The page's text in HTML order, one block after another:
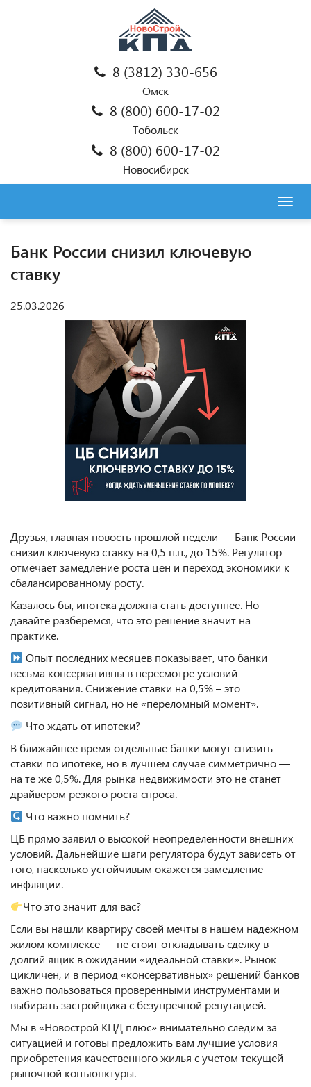
8 (3812) 330-656
Омск
8 (800) 600-17-02
Тобольск
8 (800) 600-17-02
Новосибирск
Банк России снизил ключевую
ставку
25.03.2026
Друзья, главная новость прошлой недели — Банк России
снизил ключевую ставку на 0,5 п.п., до 15%. Регулятор
отмечает замедление роста цен и переход экономики к
сбалансированному росту.
Казалось бы, ипотека должна стать доступнее. Но
давайте разберемся, что это решение значит на
практике.
Опыт последних месяцев показывает, что банки
весьма консервативны в пересмотре условий
кредитования. Снижение ставки на 0,5% – это
позитивный сигнал, но не «переломный момент».
Что ждать от ипотеки?
В ближайшее время отдельные банки могут снизить
ставки по ипотеке, но в лучшем случае симметрично —
на те же 0,5%. Для рынка недвижимости это не станет
драйвером резкого роста спроса.
Что важно помнить?
ЦБ прямо заявил о высокой неопределенности внешних
условий. Дальнейшие шаги регулятора будут зависеть от
того, насколько устойчивым окажется замедление
инфляции.
Что это значит для вас?
Если вы нашли квартиру своей мечты в нашем надежном
жилом комплексе — не стоит откладывать сделку в
долгий ящик в ожидании «идеальной ставки». Рынок
цикличен, и в период «консервативных» решений банков
важно пользоваться проверенными инструментами и
выбирать застройщика с безупречной репутацией.
Мы в «Новострой КПД плюс» внимательно следим за
ситуацией и готовы предложить вам лучшие условия
приобретения качественного жилья с учетом текущей
рыночной конъюнктуры.